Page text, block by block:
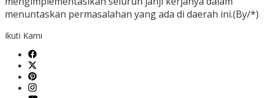
menuntaskan permasalahan yang ada di daerah ini.(By/*)
Ikuti Kami